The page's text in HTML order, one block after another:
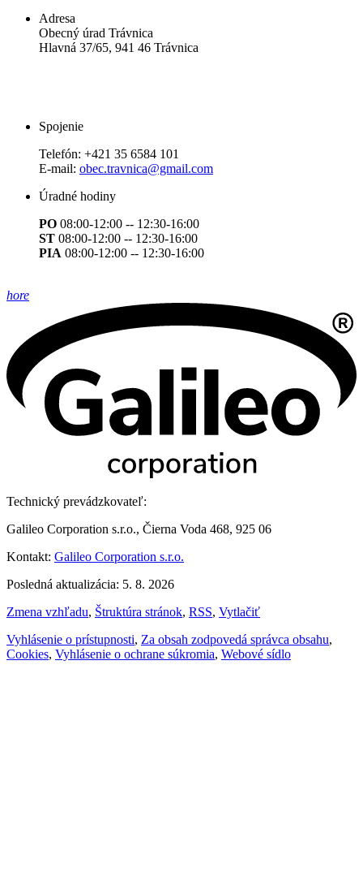
Adresa
Obecný úrad Trávnica
Hlavná 37/65, 941 46 Trávnica
Spojenie
Telefón: +421 35 6584 101
E-mail: obec.travnica@gmail.com
Úradné hodiny
PO 08:00-12:00 -- 12:30-16:00
ST 08:00-12:00 -- 12:30-16:00
PIA 08:00-12:00 -- 12:30-16:00
hore
Technický prevádzkovateľ:
Galileo Corporation s.r.o., Čierna Voda 468, 925 06
Kontakt: Galileo Corporation s.r.o.
Posledná aktualizácia: 5. 8. 2026
Zmena vzhľadu, Štruktúra stránok, RSS, Vytlačiť
Vyhlásenie o prístupnosti, Za obsah zodpovedá správca obsahu,
Cookies, Vyhlásenie o ochrane súkromia, Webové sídlo